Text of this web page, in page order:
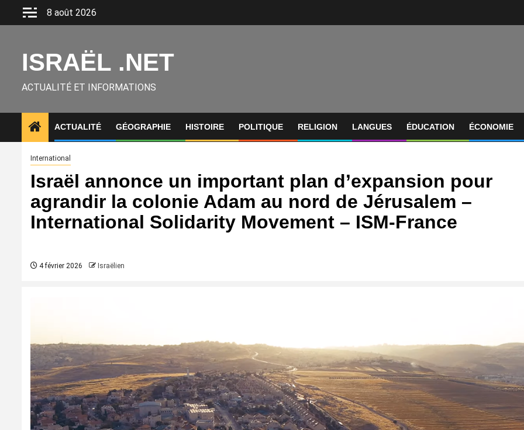
8 août 2026
ISRAËL .NET
ACTUALITÉ ET INFORMATIONS
ACTUALITÉ GÉOGRAPHIE HISTOIRE POLITIQUE RELIGION LANGUES ÉDUCATION ÉCONOMIE
International
Israël annonce un important plan d’expansion pour
agrandir la colonie Adam au nord de Jérusalem –
International Solidarity Movement – ISM-France
4 février 2026 Israëlien